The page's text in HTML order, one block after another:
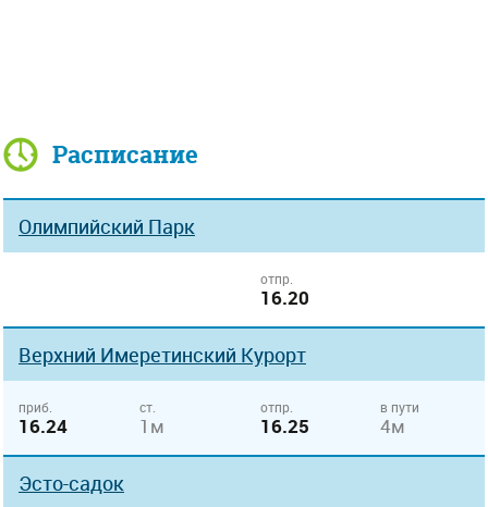
Расписание
Олимпийский Парк
отпр.
16.20
Верхний Имеретинский Курорт
приб.
16.24
ст.
1м
отпр.
16.25
в пути
4м
Эсто-садок